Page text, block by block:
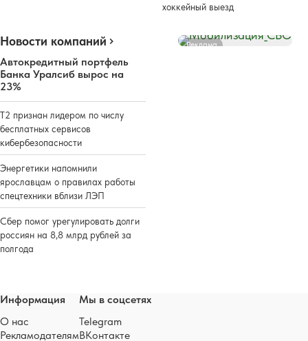
хоккейный выезд
Новости компаний
Автокредитный портфель
Банка Уралсиб вырос на
23%
Т2 признан лидером по числу
бесплатных сервисов
кибербезопасности
Энергетики напомнили
ярославцам о правилах работы
спецтехники вблизи ЛЭП
Сбер помог урегулировать долги
россиян на 8,8 млрд рублей за
полгода
Реклама
Информация
О нас
Рекламодателям
Мы в соцсетях
Telegram
ВКонтакте